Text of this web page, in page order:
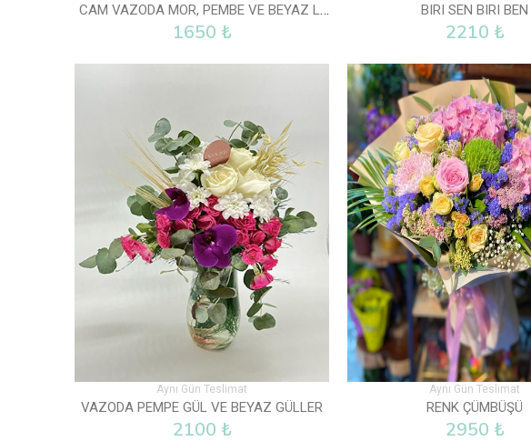
CAM VAZODA MOR, PEMBE VE BEYAZ LISYANTUS
1650 ₺
BIRI SEN BIRI BEN
2210 ₺
Aynı Gün Teslimat
VAZODA PEMPE GÜL VE BEYAZ GÜLLER
2100 ₺
Aynı Gün Teslimat
RENK ÇÜMBÜŞÜ
2950 ₺